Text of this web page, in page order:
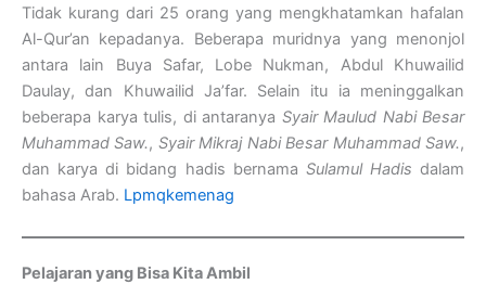
Tidak kurang dari 25 orang yang mengkhatamkan hafalan
Al-Qur’an kepadanya. Beberapa muridnya yang menonjol
antara lain Buya Safar, Lobe Nukman, Abdul Khuwailid
Daulay, dan Khuwailid Ja’far. Selain itu ia meninggalkan
beberapa karya tulis, di antaranya Syair Maulud Nabi Besar
Muhammad Saw., Syair Mikraj Nabi Besar Muhammad Saw.,
dan karya di bidang hadis bernama Sulamul Hadis dalam
bahasa Arab. Lpmqkemenag
Pelajaran yang Bisa Kita Ambil